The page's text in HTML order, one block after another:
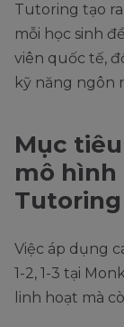
Tutoring tạo
mỗi học sinh
viên quốc tế,
kỹ năng ngôn
Mục
mô hình
Tutoring
Việc áp dụng
1-2, 1-3 tại
linh hoạt mà